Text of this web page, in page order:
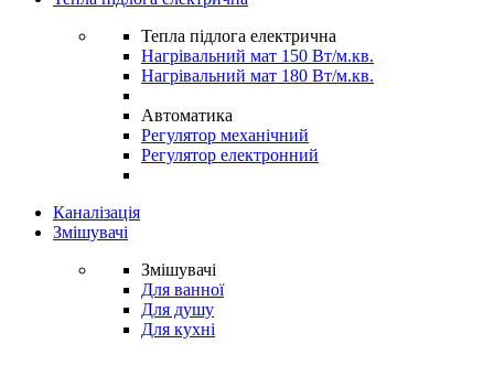
Тепла підлога електрична
Нагрівальний мат 150 Вт/м.кв.
Нагрівальний мат 180 Вт/м.кв.
Автоматика
Регулятор механічний
Регулятор електронний
Каналізація
Змішувачі
Змішувачі
Для ванної
Для душу
Для кухні